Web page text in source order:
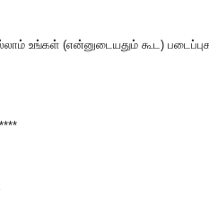
உங்கள் (என்னுடையதும் கூட)